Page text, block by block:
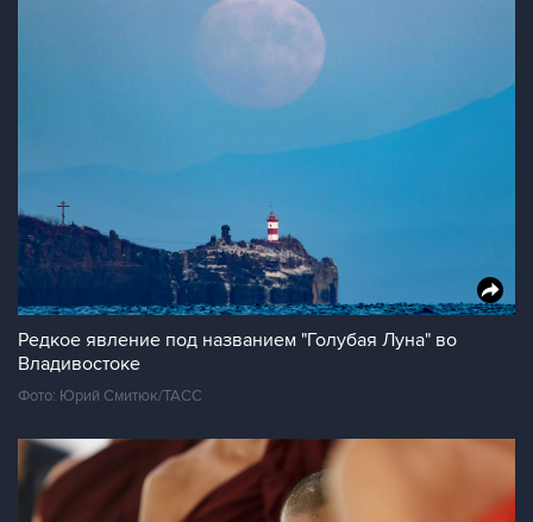
Редкое явление под названием "Голубая Луна" во
Владивостоке
Фото: Юрий Смитюк/ТАСС